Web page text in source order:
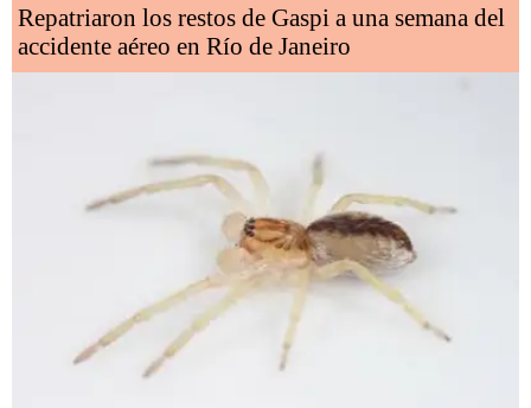
Repatriaron los restos de Gaspi a una semana del
accidente aéreo en Río de Janeiro